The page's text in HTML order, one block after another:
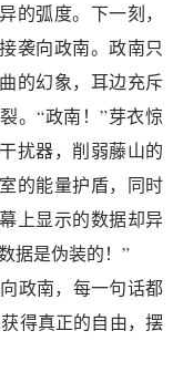
的弧度。下一刻，
袭向政南。政南只
的幻象，耳边充斥
。“政南！”芽衣惊
扰器，削弱藤山的
的能量护盾，同时
上显示的数据却异
据是伪装的！”
政南，每一句话都
得真正的自由，摆